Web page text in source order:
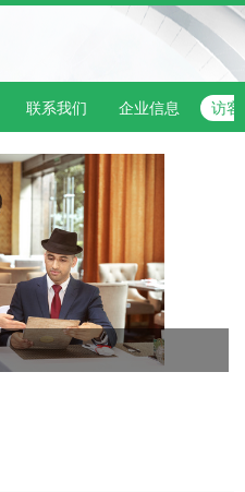
联系我们 企业信息 访客